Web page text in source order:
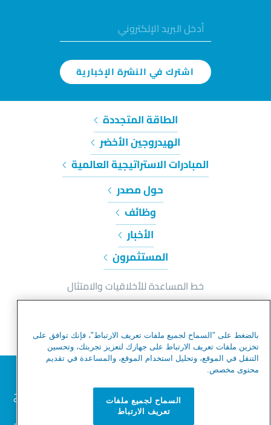
اشترك في النشرة الإخبارية
الطاقة المتجددة
الهيدروجين الأخضر
المبادرات الاستراتيجية العالمية
حول مصدر
وظائف
الأخبار
المستثمرون
خط المساعدة للأخلاقيات والامتثال
إشعار الخصوصية وملفات تعريف الارتباط
شروط الاستخدام
تحذير من عمليات الاحتيال
خريطة الموقع
تواصل معنا
نحن نستخدم ملفات تعريف الارتباط لتحسين تجربة التصفح
الخاصة بك، وخدمة الإعلانات أو المحتوى المخصص،
بالضغط على "السماح لجميع ملفات تعريف الارتباط"، فإنك توافق على
تخزين ملفات تعريف الارتباط على جهازك لتعزيز تجربتك، وتحسين
التنقل في الموقع، وتحليل استخدام الموقع، والمساعدة في تقديم
محتوى مخصص.
السماح لجميع ملفات
تعريف الارتباط